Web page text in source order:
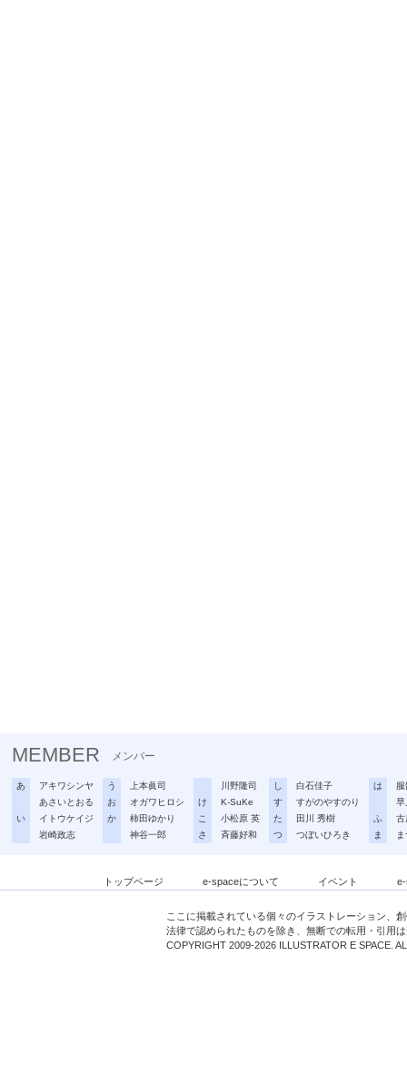
MEMBER メンバー
あ
アキワシンヤ
あさいとおる
い
イトウケイジ
岩崎政志
う
上本眞司
お
オガワヒロシ
か
柿田ゆかり
神谷一郎
川野隆司
け
K-SuKe
こ
小松原 英
さ
斉藤好和
し
白石佳子
す
すがのやすのり
た
田川 秀樹
つ
つぼいひろき
は
早
ふ
古
ま
トップページ e-spaceについて イベント
ここに掲載されている個々のイラストレーション、
法律で認められたものを除き、無断での転用・引用
COPYRIGHT 2009-2026 ILLUSTRATOR E SPACE.